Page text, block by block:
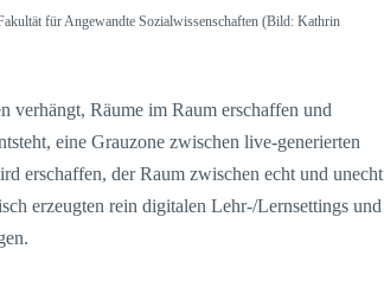
für Angewandte Sozialwissenschaften (Bild: Kathrin
verhängt, Räume im Raum erschaffen und
eine Grauzone zwischen live-generierten
erschaffen, der Raum zwischen echt und unecht
erzeugten rein digitalen Lehr-/Lernsettings und